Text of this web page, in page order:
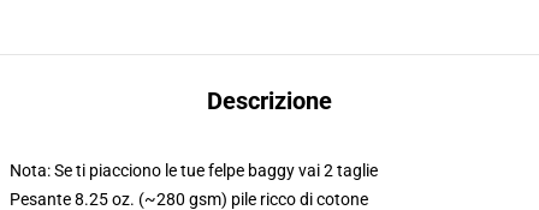
Descrizione
Nota: Se ti piacciono le tue felpe baggy vai 2 taglie
Pesante 8.25 oz. (~280 gsm) pile ricco di cotone